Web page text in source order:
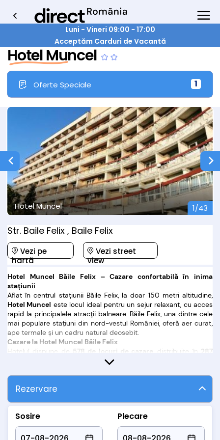
Luni - Vineri 09:00 - 17:00
Acceptăm Carduri de Vacantă
Hotel Muncel
Oferte Speciale 1
Str. Baile Felix , Baile Felix
Vezi pe
hartă
Vezi street
view
Hotel Muncel Băile Felix – Cazare confortabilă în inima
stațiunii
Aflat în centrul stațiunii Băile Felix, la doar 150 metri altitudine,
Hotel Muncel este locul ideal pentru un sejur relaxant, cu acces
rapid la principalele atracții balneare. Băile Felix, una dintre cele
mai populare stațiuni din nord-vestul României, oferă aer curat,
ape termale și un cadru natural deosebit.
Cazare la Hotel Muncel Băile Felix
Hotelul dispune de
578 de locuri de cazare , distribuite în 287
2 apartamente
cablu TV, balcon, baie cu cabină de duș și două paturi twin.
Pentru un plus de confort, frigiderul se poate închiria de la
recepție, în limita disponibilităților.
Relaxare cu apă termală
Unul dintre punctele de atracție ale hotelului este piscina
exterioară cuapă termală naturală, ideală pentru relaxare în
sezonul cald. Proprietățile curative ale apei contribuie la
Rezervare
Sosire Plecare